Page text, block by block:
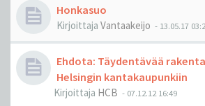
Honkasuo
Kirjoittaja Vantaakeijo - 13.05.17
Ehdota: Täydentävää
Helsingin kantakaupunkiin
Kirjoittaja HCB - 07.12.12 16:49